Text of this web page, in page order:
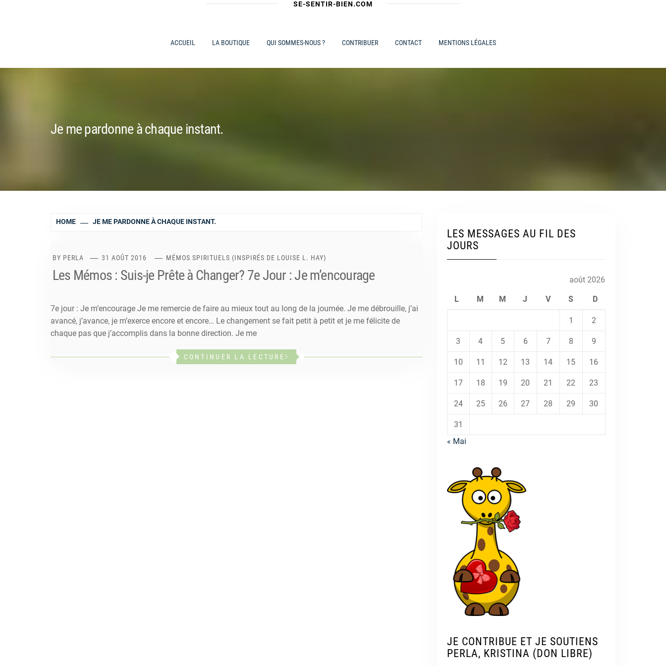
SE-SENTIR-BIEN.COM
ACCUEIL LA BOUTIQUE QUI SOMMES-NOUS ? CONTRIBUER CONTACT MENTIONS LÉGALES
Je me pardonne à chaque instant.
HOME JE ME PARDONNE À CHAQUE INSTANT.
BY PERLA 31 AOÛT 2016 MÉMOS SPIRITUELS (INSPIRÉS DE LOUISE L. HAY)
Les Mémos : Suis-je Prête à Changer? 7e Jour : Je m’encourage
7e jour : Je m’encourage Je me remercie de faire au mieux tout au long de la journée. Je me débrouille, j’ai
avancé, j’avance, je m’exerce encore et encore… Le changement se fait petit à petit et je me félicite de
chaque pas que j’accomplis dans la bonne direction. Je me
CONTINUER LA LECTURE
LES MESSAGES AU FIL DES
JOURS
août 2026
L M M J V S D
1 2
3 4 5 6 7 8 9
10 11 12 13 14 15 16
17 18 19 20 21 22 23
24 25 26 27 28 29 30
31
« Mai
JE CONTRIBUE ET JE SOUTIENS
PERLA, KRISTINA (DON LIBRE)